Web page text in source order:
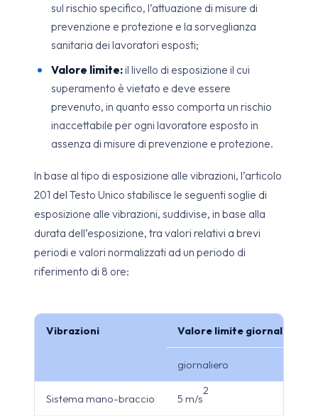
sul rischio specifico, l’attuazione di misure di
prevenzione e protezione e la sorveglianza
sanitaria dei lavoratori esposti;
Valore limite:il livello di esposizione il cui
superamento è vietato e deve essere
prevenuto, in quanto esso comporta un rischio
inaccettabile per ogni lavoratore esposto in
assenza di misure di prevenzione e protezione.
In base al tipo di esposizione alle vibrazioni, l’articolo
201 del Testo Unico stabilisce le seguenti soglie di
esposizione alle vibrazioni, suddivise, in base alla
durata dell’esposizione, tra valori relativi a brevi
periodi e valori normalizzati ad un periodo di
riferimento di 8 ore:
Vibrazioni Valore limite giornaliero di
giornaliero
Sistema mano-braccio 5 m/s
2